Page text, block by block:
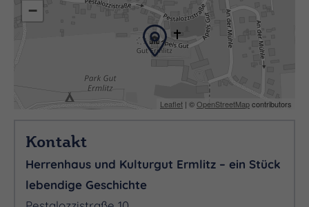
−
Leaflet | ©OpenStreetMapcontributors
Kontakt
Herrenhaus und Kulturgut Ermlitz – ein Stück
lebendige Geschichte